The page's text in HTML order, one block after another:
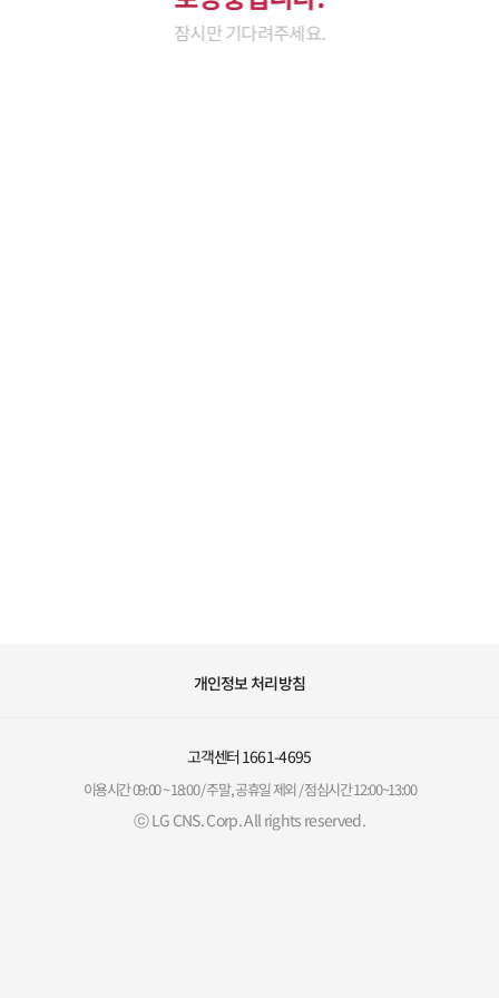
잠시만 기다려주세요.
개인정보 처리방침
고객센터1661-4695
이용시간 09:00 ~ 18:00 / 주말, 공휴일 제외 / 점심시간 12:00~13:00
ⓒ LG CNS. Corp. All rights reserved.